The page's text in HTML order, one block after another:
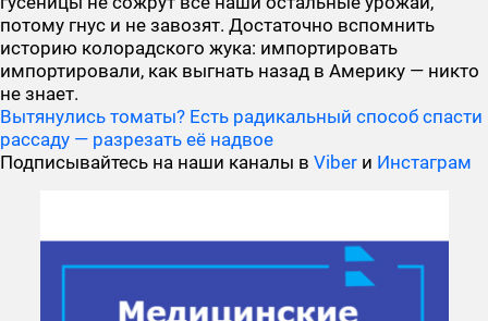
потому гнус и не завозят. Достаточно вспомнить
историю колорадского жука: импортировать
импортировали, как выгнать назад в Америку — никто
не знает.
Вытянулись томаты? Есть радикальный способ спасти
рассаду — разрезать её надвое
Подписывайтесь на наши каналы в Viber и Инстаграм